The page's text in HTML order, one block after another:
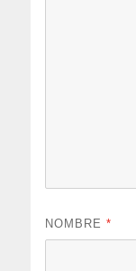
NOMBRE*